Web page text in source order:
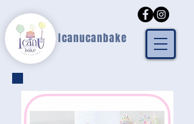
Icanucanbake